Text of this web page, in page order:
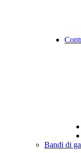
Bandi di